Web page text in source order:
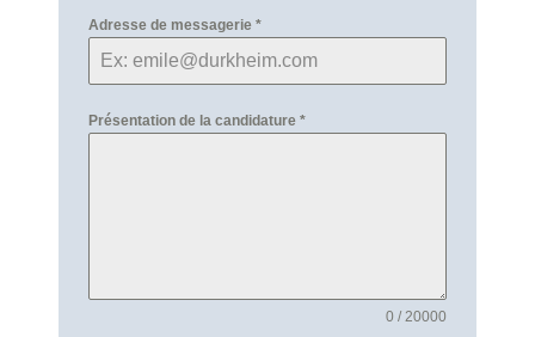
Adresse de messagerie *
Présentation de la candidature *
0 / 20000